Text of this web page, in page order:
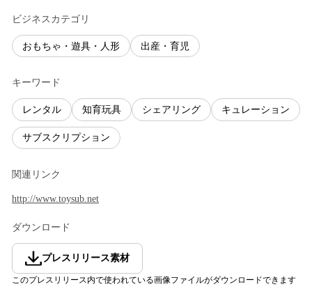
ビジネスカテゴリ
おもちゃ・遊具・人形 出産・育児
キーワード
レンタル 知育玩具 シェアリング キュレーション
サブスクリプション
関連リンク
http://www.toysub.net
ダウンロード
プレスリリース素材
このプレスリリース内で使われている画像ファイルがダウンロードできます